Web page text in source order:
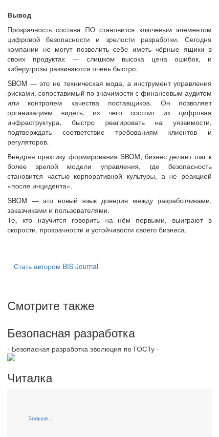
Вывод
Прозрачность состава ПО становится ключевым элементом
цифровой безопасности и зрелости разработки. Сегодня
компании не могут позволить себе иметь чёрные ящики в
своих продуктах — слишком высока цена ошибок, и
киберугрозы развиваются очень быстро.
SBOM — это не техническая мода, а инструмент управления
рисками, сопоставимый по значимости с финансовым аудитом
или контролем качества поставщиков. Он позволяет
организациям видеть, из чего состоит их цифровая
инфраструктура, быстро реагировать на уязвимости,
подтверждать соответствие требованиям клиентов и
регуляторов.
Внедряя практику формирования SBOM, бизнес делает шаг к
более зрелой модели управления, где безопасность
становится частью корпоративной культуры, а не реакцией
«после инцидента».
SBOM — это новый язык доверия между разработчиками,
заказчиками и пользователями.
Те, кто научится говорить на нём первыми, выиграют в
скорости, прозрачности и устойчивости своего бизнеса.
Стать автором BIS Journal
Смотрите также
Безопасная разработка
- Безопасная разработка эволюция по ГОСТу -
Читалка
Больше...